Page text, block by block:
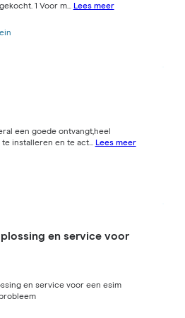
1 Voor m... Lees meer
een goede ontvangt,heel
installeren en te act... Lees meer
en service voor
en service voor een esim